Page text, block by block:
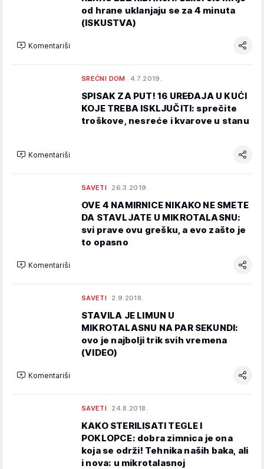
od hrane uklanjaju se za 4 minuta
(ISKUSTVA)
Komentariši
SREĆNI DOM 4.7.2019.
SPISAK ZA PUT! 16 UREĐAJA U KUĆI
KOJE TREBA ISKLJUČITI: sprečite
troškove, nesreće i kvarove u stanu
Komentariši
SAVETI 26.3.2019.
OVE 4 NAMIRNICE NIKAKO NE SMETE
DA STAVLJATE U MIKROTALASNU:
svi prave ovu grešku, a evo zašto je
to opasno
Komentariši
SAVETI 2.9.2018.
STAVILA JE LIMUN U
MIKROTALASNU NA PAR SEKUNDI:
ovo je najbolji trik svih vremena
(VIDEO)
Komentariši
SAVETI 24.8.2018.
KAKO STERILISATI TEGLE I
POKLOPCE: dobra zimnica je ona
koja se održi! Tehnika naših baka, ali
i nova: u mikrotalasnoj